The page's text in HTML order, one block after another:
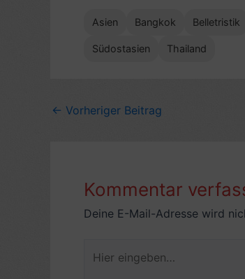
Asien Bangkok Belletristik
Südostasien Thailand
← Vorheriger Beitrag
Kommentar
Deine E-Mail-Adresse wird
eingeben…